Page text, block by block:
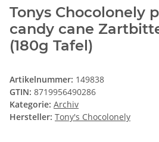
Tonys Chocolonely
candy cane
(180g Tafel)
Artikelnummer: 149838
GTIN: 8719956490286
Kategorie: Archiv
Hersteller: Tony's Chocolonely